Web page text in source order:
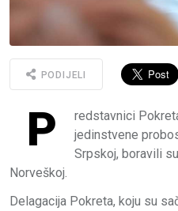
PODIJELI
P
redstavnici
jedinstvene
Srpskoj, boravili
Norveškoj.
Delagacija Pokreta, koju su